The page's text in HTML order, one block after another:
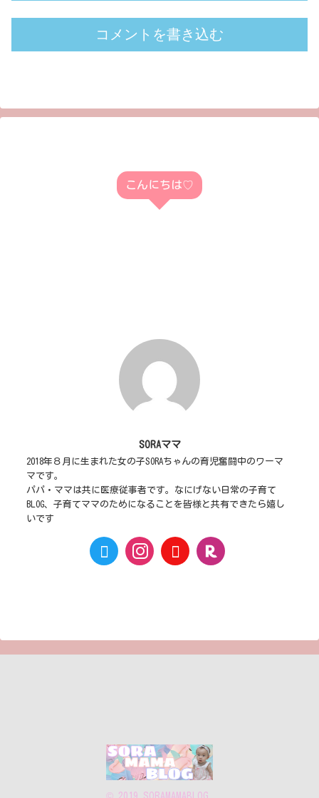
コメントを書き込む
こんにちは♡
SORAママ
2018年８月に生まれた女の子SORAちゃんの育児奮闘中のワーマ
マです。
パパ・ママは共に医療従事者です。なにげない日常の子育て
BLOG、子育てママのためになることを皆様と共有できたら嬉し
いです
© 2019 SORAMAMABLOG.